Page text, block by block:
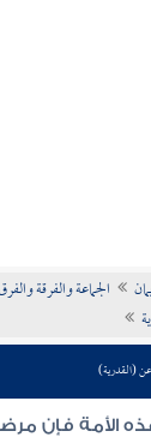
الجماعة والفرقة
(القدرية)
الأمة فإن